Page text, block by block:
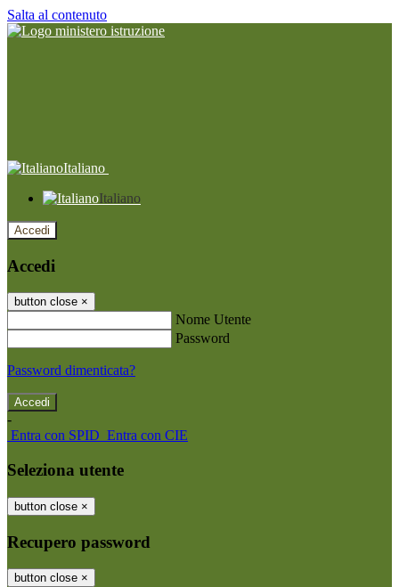
Salta al contenuto
Italiano
Italiano
Accedi
Accedi
button close ×
Nome Utente
Password
Password dimenticata?
-
Entra con SPID Entra con CIE
Seleziona utente
button close ×
Recupero password
button close ×